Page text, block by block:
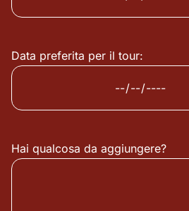
Data preferita per il tour:
Hai qualcosa da aggiungere?